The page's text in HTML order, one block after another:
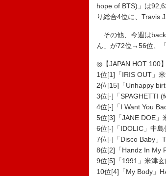
hope of BTS)」は
り総合4位に、Travis
その他、今週は
ん」が72位→56位、
◎【JAPAN HOT 100
1位[1]「IRIS OUT」
2位[15]「Unhappy
3位[-]「SPAGHETTI
4位[-]「I Want You
5位[3]「JANE DOE」
6位[-]「IDOLIC」中島
7位[-]「Disco Baby」
8位[2]「Handz In My
9位[5]「1991」米津
10位[4]「My Body」